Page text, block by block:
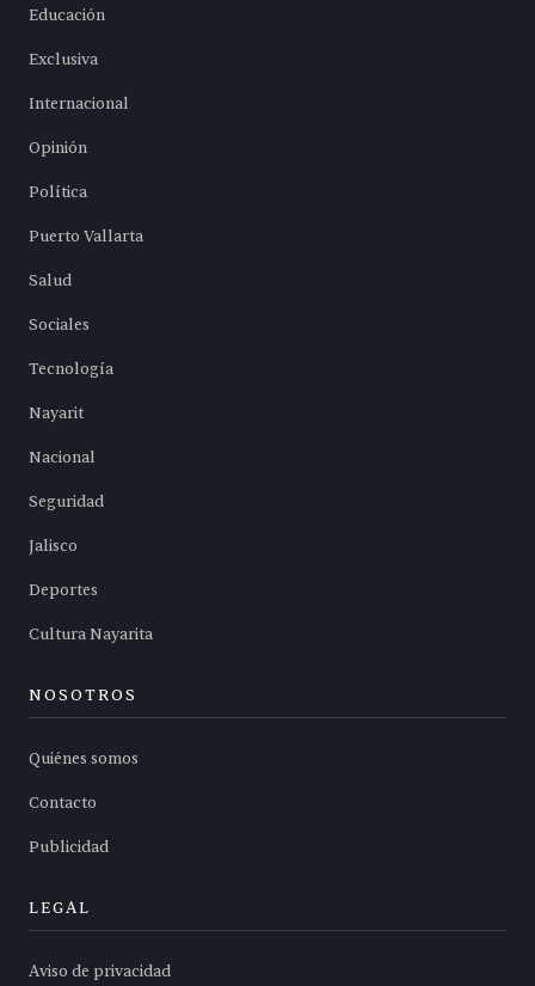
Educación
Exclusiva
Internacional
Opinión
Política
Puerto Vallarta
Salud
Sociales
Tecnología
Nayarit
Nacional
Seguridad
Jalisco
Deportes
Cultura Nayarita
NOSOTROS
Quiénes somos
Contacto
Publicidad
LEGAL
Aviso de privacidad